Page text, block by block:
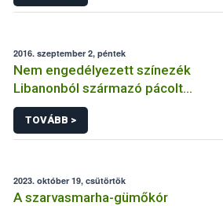
2016. szeptember 2, péntek
Nem engedélyezett színezék
Libanonból származó pácolt
tarlórépában
TOVÁBB >
2023. október 19, csütörtök
A szarvasmarha-gümőkór